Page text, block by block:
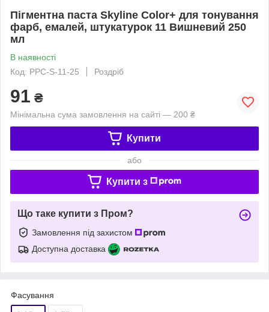
Пігментна паста Skyline Color+ для тонування
фарб, емалей, штукатурок 11 Вишневий 250
мл
В наявності
Код: PPC-S-11-25
Роздріб
91 ₴
Мінімальна сума замовлення на сайті — 200 ₴
Купити
або
Купити з
Що таке купити з Пром?
Замовлення під захистом
Доступна доставка
Фасування